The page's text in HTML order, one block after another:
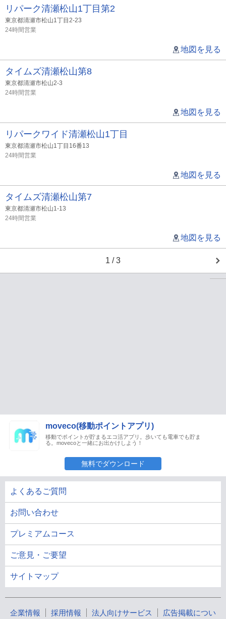
リパーク清瀬松山1丁目第2
東京都清瀬市松山1丁目2-23
24時間営業
地図を見る
タイムズ清瀬松山第8
東京都清瀬市松山2-3
24時間営業
地図を見る
リパークワイド清瀬松山1丁目
東京都清瀬市松山1丁目16番13
24時間営業
地図を見る
タイムズ清瀬松山第7
東京都清瀬市松山1-13
24時間営業
地図を見る
1 / 3
moveco(移動ポイントアプリ)
移動でポイントが貯まるエコ活アプリ。歩いても電車でも貯ま
る。movecoと一緒にお出かけしよう！
無料でダウンロード
よくあるご質問
お問い合わせ
プレミアムコース
ご意見・ご要望
サイトマップ
企業情報 採用情報 法人向けサービス 広告掲載につい